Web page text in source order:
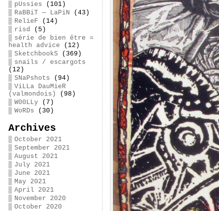
pUssies (101)
RaBBiT — LaPiN (43)
RelieF (14)
risd (5)
série de bien être =
health advice (12)
SketchbookS (369)
snails / escargots
(12)
SNaPshots (94)
ViLLa DauMieR
(valmondois)
(98)
W00LLy(7)
WoRDs (30)
Archives
October 2021
September 2021
August 2021
July 2021
June 2021
May 2021
April 2021
November 2020
October 2020